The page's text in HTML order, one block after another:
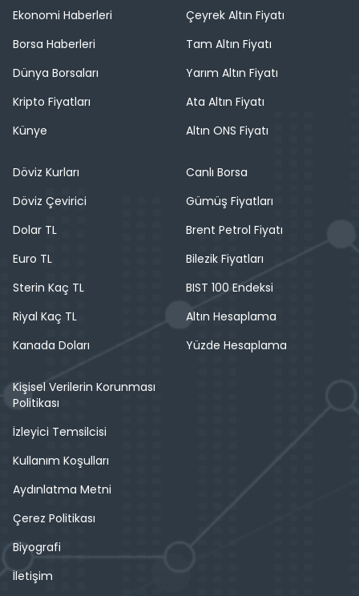
Ekonomi Haberleri
Borsa Haberleri
Dünya Borsaları
Kripto Fiyatları
Künye
Çeyrek Altın Fiyatı
Tam Altın Fiyatı
Yarım Altın Fiyatı
Ata Altın Fiyatı
Altın ONS Fiyatı
Döviz Kurları
Döviz Çevirici
Dolar TL
Euro TL
Sterin Kaç TL
Riyal Kaç TL
Kanada Doları
Canlı Borsa
Gümüş Fiyatları
Brent Petrol Fiyatı
Bilezik Fiyatları
BIST 100 Endeksi
Altın Hesaplama
Yüzde Hesaplama
Kişisel Verilerin Korunması
Politikası
İzleyici Temsilcisi
Kullanım Koşulları
Aydınlatma Metni
Çerez Politikası
Biyografi
İletişim